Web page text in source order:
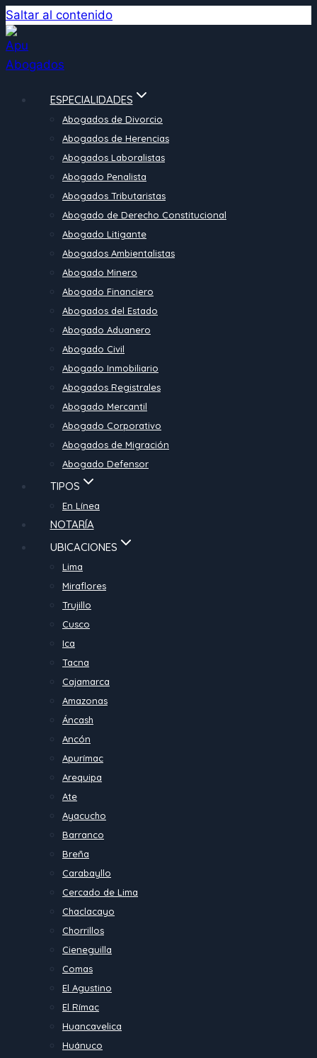
Saltar al contenido
ESPECIALIDADES
Abogados de Divorcio
Abogados de Herencias
Abogados Laboralistas
Abogado Penalista
Abogados Tributaristas
Abogado de Derecho Constitucional
Abogado Litigante
Abogados Ambientalistas
Abogado Minero
Abogado Financiero
Abogados del Estado
Abogado Aduanero
Abogado Civil
Abogado Inmobiliario
Abogados Registrales
Abogado Mercantil
Abogado Corporativo
Abogados de Migración
Abogado Defensor
TIPOS
En Línea
NOTARÍA
UBICACIONES
Lima
Miraflores
Trujillo
Cusco
Ica
Tacna
Cajamarca
Amazonas
Áncash
Ancón
Apurímac
Arequipa
Ate
Ayacucho
Barranco
Breña
Carabayllo
Cercado de Lima
Chaclacayo
Chorrillos
Cieneguilla
Comas
El Agustino
El Rímac
Huancavelica
Huánuco